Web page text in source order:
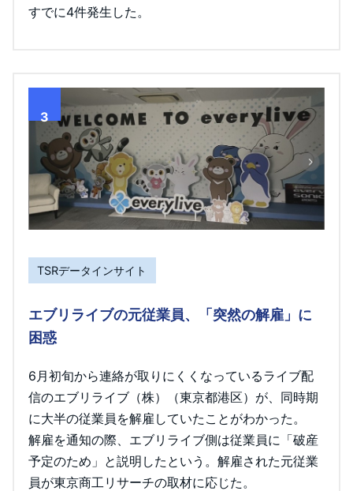
すでに4件発生した。
3
TSRデータインサイト
エブリライブの元従業員、「突然の解雇」に
困惑
6月初旬から連絡が取りにくくなっているライブ配
信のエブリライブ（株）（東京都港区）が、同時期
に大半の従業員を解雇していたことがわかった。
解雇を通知の際、エブリライブ側は従業員に「破産
予定のため」と説明したという。解雇された元従業
員が東京商工リサーチの取材に応じた。